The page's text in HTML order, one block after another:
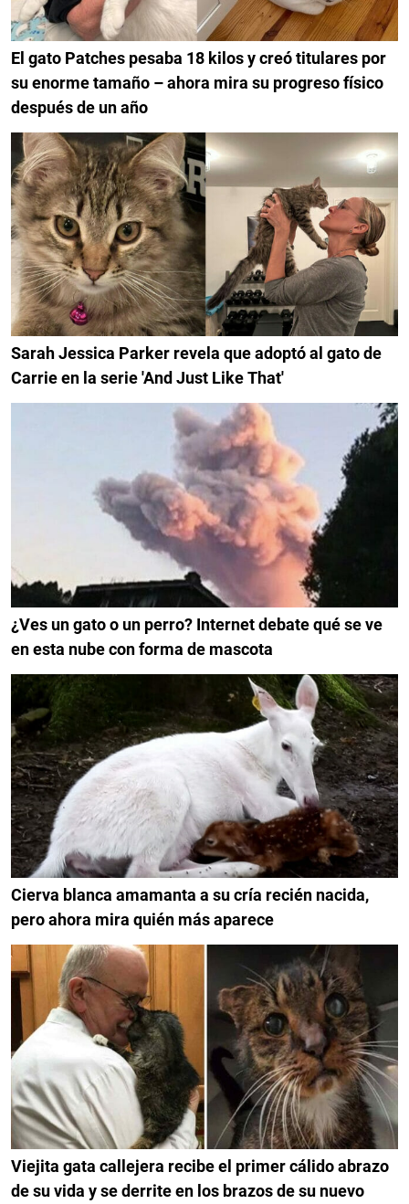
El gato Patches pesaba 18 kilos y creó titulares por
su enorme tamaño – ahora mira su progreso físico
después de un año
Sarah Jessica Parker revela que adoptó al gato de
Carrie en la serie 'And Just Like That'
¿Ves un gato o un perro? Internet debate qué se ve
en esta nube con forma de mascota
Cierva blanca amamanta a su cría recién nacida,
pero ahora mira quién más aparece
Viejita gata callejera recibe el primer cálido abrazo
de su vida y se derrite en los brazos de su nuevo